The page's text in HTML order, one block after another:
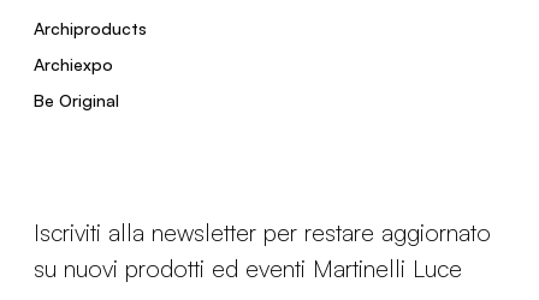
Archiproducts
Archiexpo
Be Original
Iscriviti alla newsletter per restare aggiornato
su nuovi prodotti ed eventi Martinelli Luce